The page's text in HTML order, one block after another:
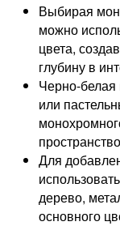
Выбирая
можно
цвета,
глубину в
Черно-белая
или
Для
дерево,
основного